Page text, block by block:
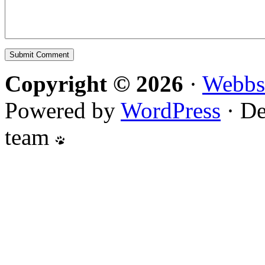
Copyright © 2026 ·
Powered by WordPress ·
team